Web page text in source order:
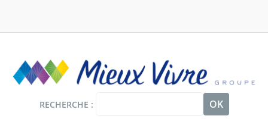
contenu
RECHERCHE